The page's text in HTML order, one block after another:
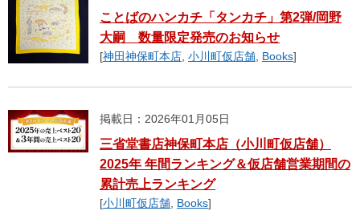
ことばのハンカチ「タンカチ」第2弾/岡野
大嗣 数量限定発売のお知らせ
[神田神保町本店, 小川町仮店舗, Books]
掲載日：2026年01月05日
三省堂書店神保町本店（小川町仮店舗）
2025年 年間ランキング＆仮店舗営業期間の
累計売上ランキング
[小川町仮店舗, Books]